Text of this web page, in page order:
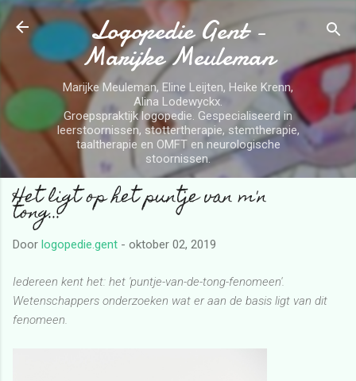
Doorgaan naar hoofdcontent
Logopedie Gent -
Marijke Meuleman
Marijke Meuleman, Eline Leijten, Heike Krenn,
Alina Lodewyckx.
Groepspraktijk logopedie. Gespecialiseerd in
leerstoornissen, stottertherapie, stemtherapie,
taaltherapie en OMFT en neurologische
stoornissen.
Het ligt op het puntje van m'n
tong...
Door logopedie.gent - oktober 02, 2019
Iedereen kent het: het 'puntje-van-de-tong-fenomeen'.
Wetenschappers onderzoeken wat er aan de basis ligt van dit
fenomeen.